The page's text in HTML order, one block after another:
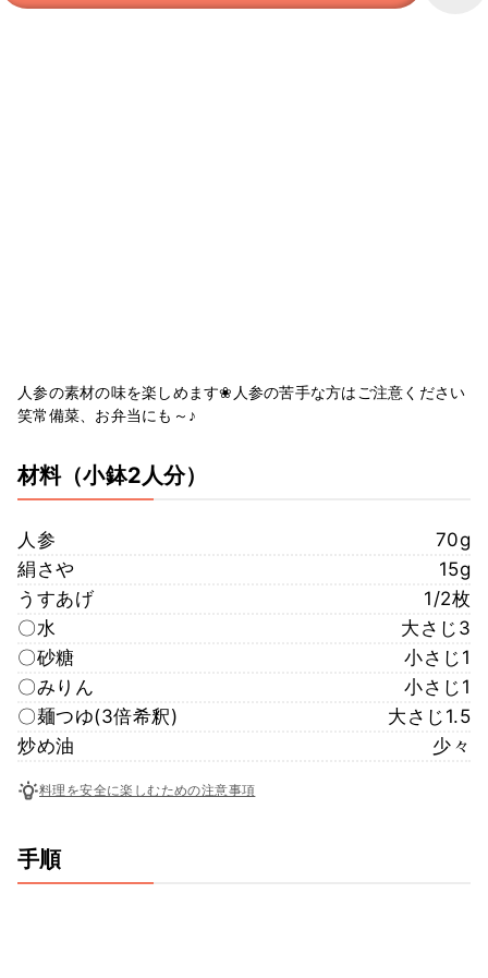
人参の素材の味を楽しめます❀人参の苦手な方はご注意ください
笑常備菜、お弁当にも～♪
材料（小鉢2人分）
人参
70g
絹さや
15g
うすあげ
1/2枚
〇水
大さじ3
〇砂糖
小さじ1
〇みりん
小さじ1
〇麺つゆ(3倍希釈)
大さじ1.5
炒め油
少々
料理を安全に楽しむための注意事項
手順